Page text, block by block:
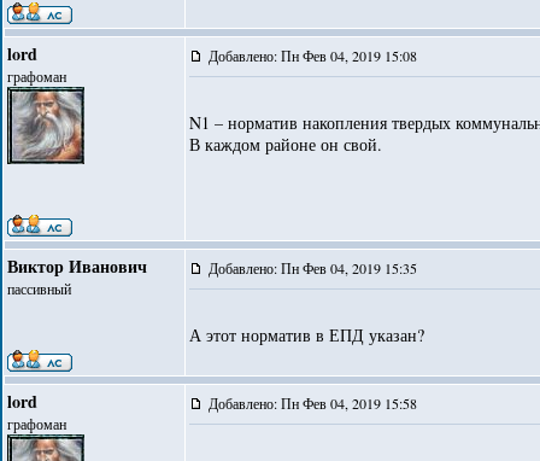
lord
графоман
Добавлено: Пн Фев 04, 2019 15:08
N1 – норматив накопления твердых
В каждом районе он свой.
Виктор Иванович
пассивный
Добавлено: Пн Фев 04, 2019 15:35
А этот норматив в ЕПД указан?
lord
графоман
Добавлено: Пн Фев 04, 2019 15:58